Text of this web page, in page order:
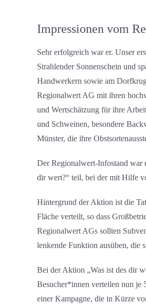
Impressionen vom
Sehr erfolgreich war er. Unser
Strahlender Sonnenschein und
Handwerkern sowie am
Regionalwert AG mit ihren
und Wertschätzung für ihre
und Schweinen, besondere
Münster, die ihre
Der Regionalwert-Infostand war
dir wert?“ teil, bei der mit Hilfe
Hintergrund der Aktion ist die
Fläche verteilt, so dass
Regionalwert AGs sollten
lenkende Funktion ausüben, die
Bei der Aktion „Was ist des dir
Besucher*innen verteilen nun je
einer Kampagne, die in Kürze